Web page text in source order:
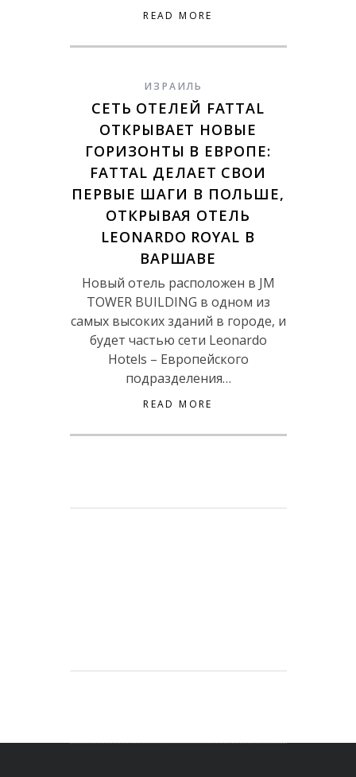
READ MORE
ИЗРАИЛЬ
СЕТЬ ОТЕЛЕЙ FATTAL
ОТКРЫВАЕТ НОВЫЕ
ГОРИЗОНТЫ В ЕВРОПЕ:
FATTAL ДЕЛАЕТ СВОИ
ПЕРВЫЕ ШАГИ В ПОЛЬШЕ,
ОТКРЫВАЯ ОТЕЛЬ
LEONARDO ROYAL В
ВАРШАВЕ
Новый отель расположен в JM
TOWER BUILDING в одном из
самых высоких зданий в городе, и
будет частью сети Leonardo
Hotels – Европейского
подразделения…
READ MORE